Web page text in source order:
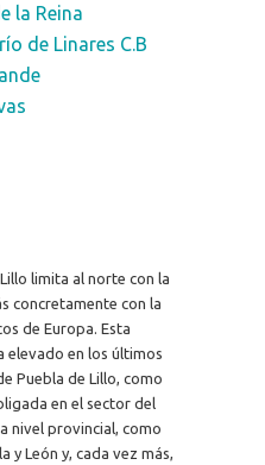
la Reina
de Linares C.B
limita al norte con la
concretamente con la
de Europa. Esta
elevado en los últimos
Puebla de Lillo, como
en el sector del
nivel provincial, como
y León y, cada vez más,